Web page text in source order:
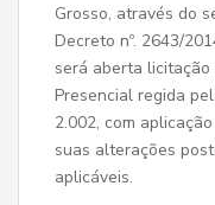
Grosso, através do
Decreto nº. 2643/
será aberta
Presencial regida
2.002, com
suas alterações
aplicáveis.